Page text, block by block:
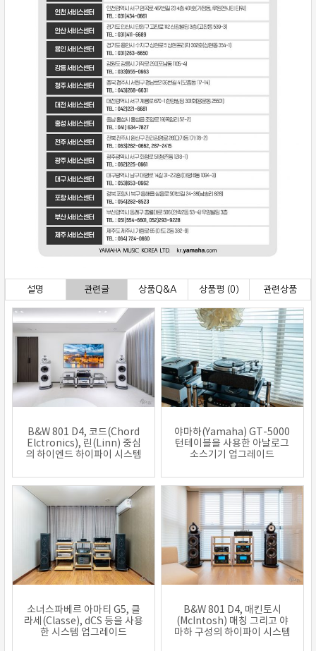
설명 관련글 상품Q&A 상품평 (0) 관련상품
B&W 801 D4, 코드(Chord
Elctronics), 린(Linn) 중심
의 하이엔드 하이파이 시스템
야마하(Yamaha) GT-5000
턴테이블을 사용한 아날로그
소스기기 업그레이드
소너스파베르 아마티 G5, 클
라세(Classe), dCS 등을 사용
한 시스템 업그레이드
B&W 801 D4, 매킨토시
(McIntosh) 매칭 그리고 야
마하 구성의 하이파이 시스템